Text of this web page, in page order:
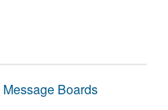
Message Boards